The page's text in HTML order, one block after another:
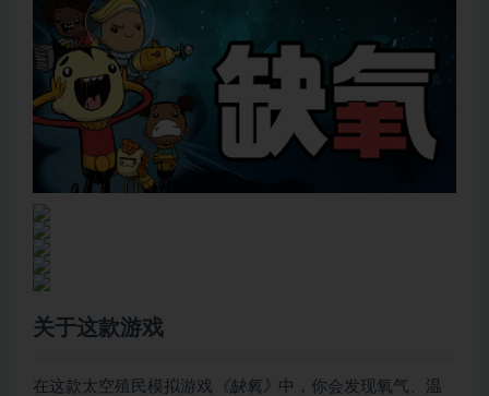
关于这款游戏
在这款太空殖民模拟游戏 《缺氧》 中，你会发现氧气、温